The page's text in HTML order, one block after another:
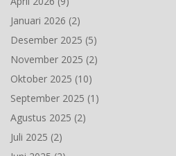
Januari 2026 (2)
Desember 2025 (5)
November 2025 (2)
Oktober 2025 (10)
September 2025 (1)
Agustus 2025 (2)
Juli 2025 (2)